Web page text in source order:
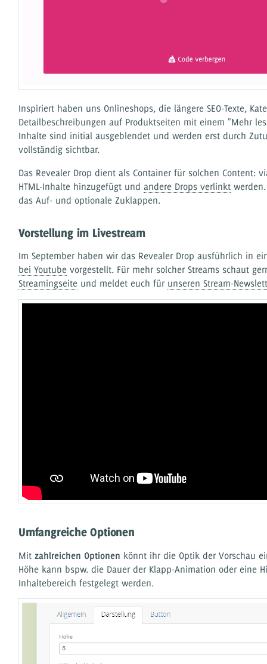
Inspiriert haben uns Onlineshops, die längere SEO-Texte,
Detailbeschreibungen auf Produktseiten mit einem "Mehr
Inhalte sind initial ausgeblendet und werden erst durch
vollständig sichtbar.
Das Revealer Drop dient als Container für solchen Content:
HTML-Inhalte hinzugefügt undandere Drops verlinkt
das Auf- und optionale Zuklappen.
Vorstellung im Livestream
Im September haben wir das Revealer Drop ausführlich in
bei Youtube vorgestellt. Für mehr solcher Streams schaut
Streamingseite und meldet euch für unseren Stream-
Umfangreiche Optionen
Mitzahlreichen Optionen könnt ihr die Optik der Vorschau
Höhe kann bspw. die Dauer der Klapp-Animation oder eine
Inhaltebereich festgelegt werden.